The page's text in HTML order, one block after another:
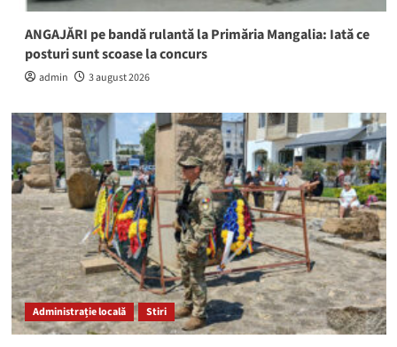
ANGAJĂRI pe bandă rulantă la Primăria Mangalia: Iată ce
posturi sunt scoase la concurs
admin 3 august 2026
Administrație locală Stiri